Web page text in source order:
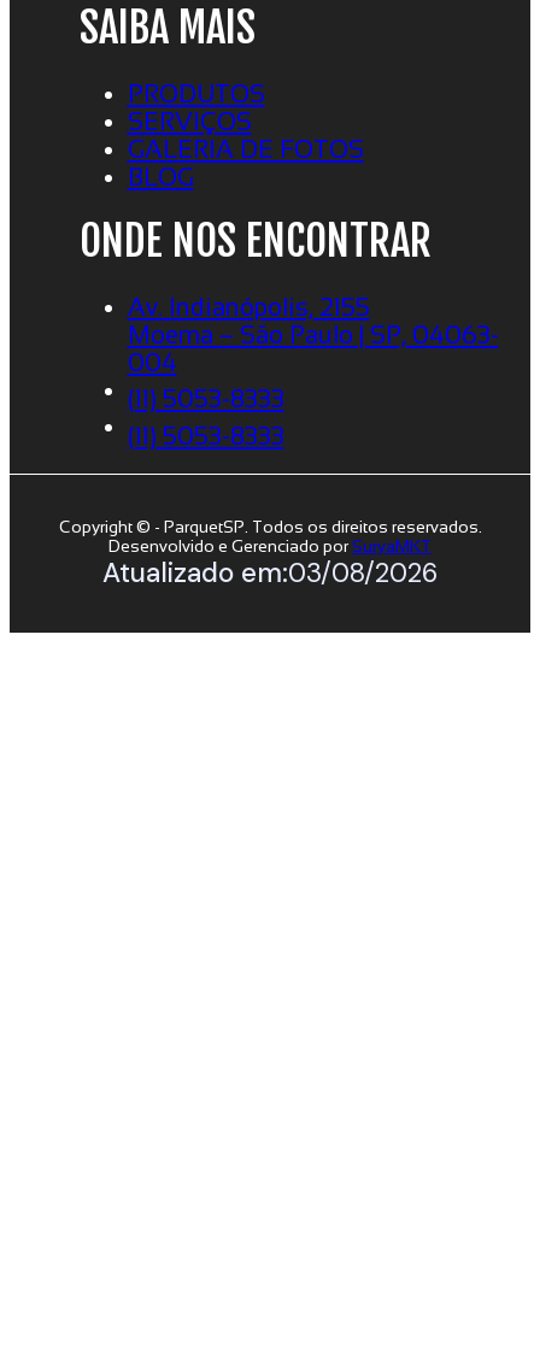
SAIBA MAIS
PRODUTOS
SERVIÇOS
GALERIA DE FOTOS
BLOG
ONDE NOS ENCONTRAR
Av. Indianópolis, 2155
Moema – São Paulo | SP, 04063-
004
(11) 5053-8333
(11) 5053-8333
Copyright © - ParquetSP. Todos os direitos reservados.
Desenvolvido e Gerenciado porSuryaMKT
Atualizado em:03/08/2026